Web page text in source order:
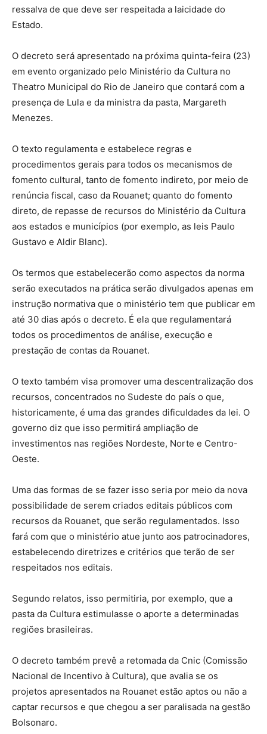
ressalva de que deve ser respeitada a laicidade do
Estado.
O decreto será apresentado na próxima quinta-feira (23)
em evento organizado pelo Ministério da Cultura no
Theatro Municipal do Rio de Janeiro que contará com a
presença de Lula e da ministra da pasta, Margareth
Menezes.
O texto regulamenta e estabelece regras e
procedimentos gerais para todos os mecanismos de
fomento cultural, tanto de fomento indireto, por meio de
renúncia fiscal, caso da Rouanet; quanto do fomento
direto, de repasse de recursos do Ministério da Cultura
aos estados e municípios (por exemplo, as leis Paulo
Gustavo e Aldir Blanc).
Os termos que estabelecerão como aspectos da norma
serão executados na prática serão divulgados apenas em
instrução normativa que o ministério tem que publicar em
até 30 dias após o decreto. É ela que regulamentará
todos os procedimentos de análise, execução e
prestação de contas da Rouanet.
O texto também visa promover uma descentralização dos
recursos, concentrados no Sudeste do país o que,
historicamente, é uma das grandes dificuldades da lei. O
governo diz que isso permitirá ampliação de
investimentos nas regiões Nordeste, Norte e Centro-
Oeste.
Uma das formas de se fazer isso seria por meio da nova
possibilidade de serem criados editais públicos com
recursos da Rouanet, que serão regulamentados. Isso
fará com que o ministério atue junto aos patrocinadores,
estabelecendo diretrizes e critérios que terão de ser
respeitados nos editais.
Segundo relatos, isso permitiria, por exemplo, que a
pasta da Cultura estimulasse o aporte a determinadas
regiões brasileiras.
O decreto também prevê a retomada da Cnic (Comissão
Nacional de Incentivo à Cultura), que avalia se os
projetos apresentados na Rouanet estão aptos ou não a
captar recursos e que chegou a ser paralisada na gestão
Bolsonaro.